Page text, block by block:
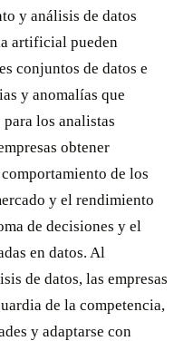
y análisis de datos
artificial pueden
conjuntos de datos e
y anomalías que
los analistas
obtener
de los
y el rendimiento
de decisiones y el
en datos. Al
de datos, las empresas
de la competencia,
y adaptarse con